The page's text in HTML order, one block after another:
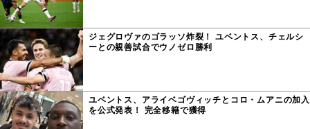
ジェグロヴァのゴラッソ炸裂！ ユベントス、チェルシ
ーとの親善試合でウノゼロ勝利
ユベントス、アライベゴヴィッチとコロ・ムアニの加入
を公式発表！ 完全移籍で獲得